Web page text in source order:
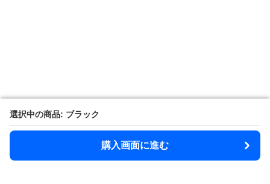
選択中の商品: ブラック
購入画面に進む
選択中の商品: ブラック
購入画面に進む